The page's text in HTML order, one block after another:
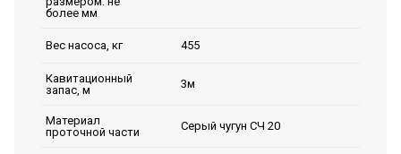
более мм
Вес насоса, кг 455
Кавитационный
запас, м
3м
Материал
проточной части
Серый чугун СЧ 20